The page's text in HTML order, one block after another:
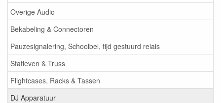
Overige Audio
Bekabeling & Connectoren
Pauzesignalering, Schoolbel, tijd gestuurd relais
Statieven & Truss
Flightcases, Racks & Tassen
DJ Apparatuur